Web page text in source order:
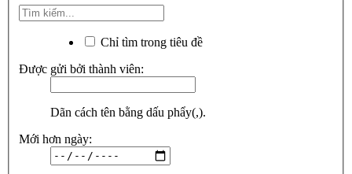
Chỉ tìm trong tiêu đề
Được gửi bởi thành viên:
Dãn cách tên bằng dấu phẩy(,).
Mới hơn ngày: